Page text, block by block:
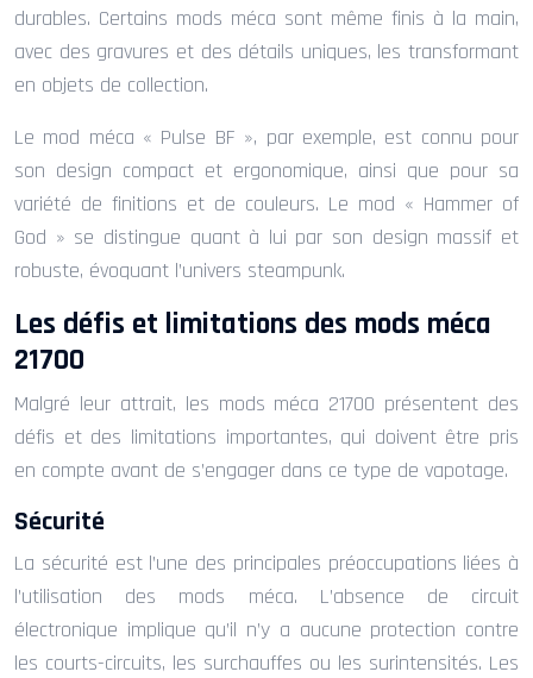
durables. Certains mods méca sont même finis à la main,
avec des gravures et des détails uniques, les transformant
en objets de collection.
Le mod méca « Pulse BF », par exemple, est connu pour
son design compact et ergonomique, ainsi que pour sa
variété de finitions et de couleurs. Le mod « Hammer of
God » se distingue quant à lui par son design massif et
robuste, évoquant l’univers steampunk.
Les défis et limitations des mods méca
21700
Malgré leur attrait, les mods méca 21700 présentent des
défis et des limitations importantes, qui doivent être pris
en compte avant de s’engager dans ce type de vapotage.
Sécurité
La sécurité est l’une des principales préoccupations liées à
l’utilisation des mods méca. L’absence de circuit
électronique implique qu’il n’y a aucune protection contre
les courts-circuits, les surchauffes ou les surintensités. Les